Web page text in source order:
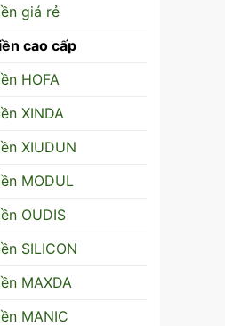
giá rẻ
cao cấp
HOFA
XINDA
XIUDUN
MODUL
OUDIS
SILICON
MAXDA
MANIC